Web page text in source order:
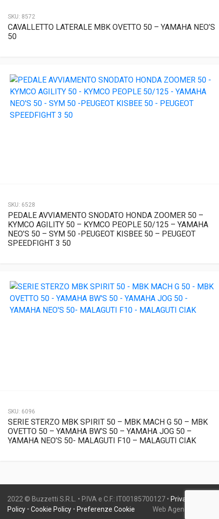
SKU: 8572
CAVALLETTO LATERALE MBK OVETTO 50 – YAMAHA NEO’S
50
SKU: 6528
PEDALE AVVIAMENTO SNODATO HONDA ZOOMER 50 –
KYMCO AGILITY 50 – KYMCO PEOPLE 50/125 – YAMAHA
NEO’S 50 – SYM 50 -PEUGEOT KISBEE 50 – PEUGEOT
SPEEDFIGHT 3 50
SKU: 6096
SERIE STERZO MBK SPIRIT 50 – MBK MACH G 50 – MBK
OVETTO 50 – YAMAHA BW’S 50 – YAMAHA JOG 50 –
YAMAHA NEO’S 50- MALAGUTI F10 – MALAGUTI CIAK
2022 © Buzzetti S.R.L. • P.IVA e C.F.: IT00185700127 • Privacy
Policy • Cookie Policy • Preferenze Cookie Web Agency: